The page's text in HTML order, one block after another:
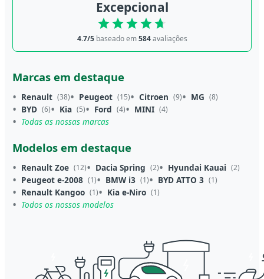
Excepcional
4.7/5baseado em584avaliações
Marcas em destaque
Renault (38) Peugeot (15) Citroen (9) MG (8)
BYD (6) Kia (5) Ford (4) MINI (4)
Todas as nossas marcas
Modelos em destaque
Renault Zoe (12) Dacia Spring (2) Hyundai Kauai (2)
Peugeot e-2008 (1) BMW i3 (1) BYD ATTO 3 (1)
Renault Kangoo (1) Kia e-Niro (1)
Todos os nossos modelos